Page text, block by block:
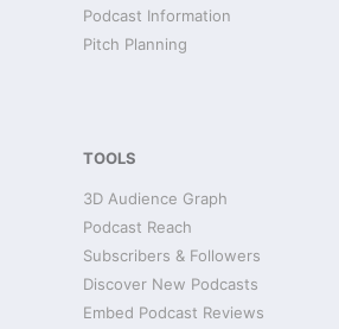
Podcast Information
Pitch Planning
TOOLS
3D Audience Graph
Podcast Reach
Subscribers & Followers
Discover New Podcasts
Embed Podcast Reviews